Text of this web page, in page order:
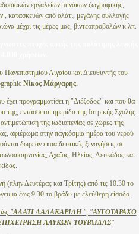
εργαλείων, πινάκων ζωγραφικής,
, κατασκευών από αλάτι, μεγάλης συλλογής
μέχρι τις μέρες μας, βιντεοπροβολών κ.λπ.
Αιγαίου και Διευθυντής του
Νίκος Μάργαρης.
έχει προγραμματίσει η "Διέξοδος" και που θα
εντάσσεται ημερίδα της Ιατρικής Σχολής
της ιωδιοπενίας σε χώρες της
αφιέρωμα στην παγκόσμια ημέρα του νερού
δωρεάν εκπαιδευτικές ξεναγήσεις σε
Αχαϊας, Ηλείας, Λευκάδος και
(πλην Δευτέρας και Τρίτης) από τις 10.30 το
έως 9.30 το βράδυ με ελεύθερη είσοδο.
"ΑΛΑΤΙ ΔΑΔΑΚΑΡΙΔΗ", "ΑΥΓΟΤΑΡΑΧΟ
ΑΛΥΚΩΝ ΤΟΥΡΛΙΔΑΣ"